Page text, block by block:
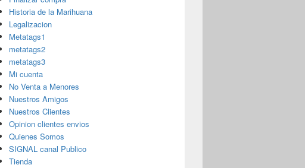
Historia de la Marihuana
Legalizacion
Metatags1
metatags2
metatags3
Mi cuenta
No Venta a Menores
Nuestros Amigos
Nuestros Clientes
Opinion clientes envios
Quienes Somos
SIGNAL canal Publico
Tienda